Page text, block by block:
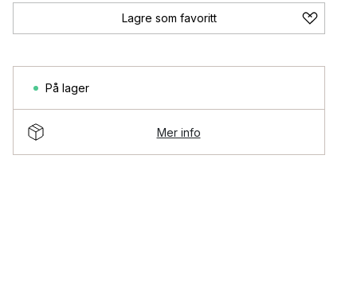
Lagre som favoritt
På lager
Mer info